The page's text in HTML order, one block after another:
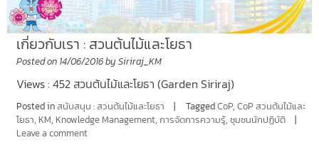
เกี่ยวกับเรา : สวนต้นไม้และโยธา
Posted on 14/06/2016by Siriraj_KM
Views : 452 สวนต้นไม้และโยธา (Garden Siriraj)
Posted inสนับสนุน : สวนต้นไม้และโยธา TaggedCoP, CoP สวนต้นไม้และ
โยธา, KM, Knowledge Management, การจัดการความรู้, ชุมชนนักปฏิบัติ
Leave a comment